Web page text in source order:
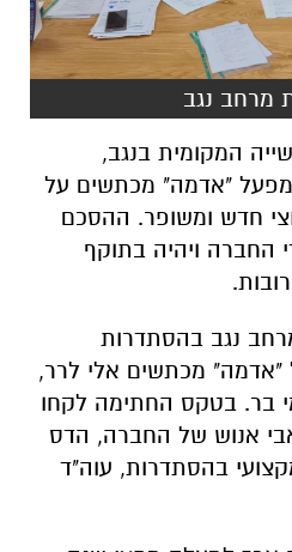
המקומית בנגב,
"אדמה" מכתשים על
חדש ומשופר. ההסכם
נגב בהסתדרות
"אדמה" מכתשים אלי לרר,
בר. בטקס החתימה לקחו
בהסתדרות, עוה"ד
ארך למעלה מחצי שנה,
מורכבת עבור החברה.
הצדדים להגיע להסכמות